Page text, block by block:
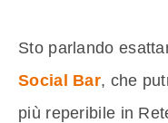
Sto parlando
Social Bar, che
più reperibile in